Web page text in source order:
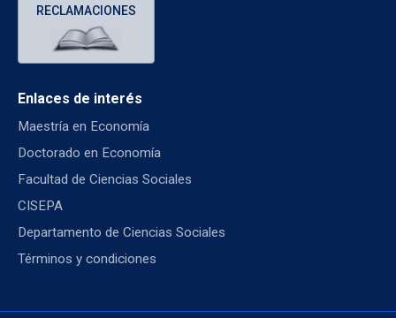
RECLAMACIONES
Enlaces de interés
Maestría en Economía
Doctorado en Economía
Facultad de Ciencias Sociales
CISEPA
Departamento de Ciencias Sociales
Términos y condiciones